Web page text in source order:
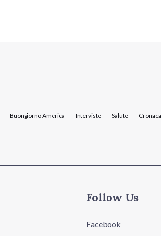
Buongiorno America Interviste Salute Cronaca
Follow Us
Facebook